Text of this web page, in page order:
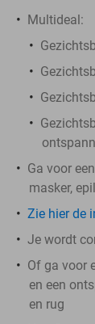
Multideal:
Ga voor
masker,
Zie hier de
Je wordt
Of ga voor
en een
en rug